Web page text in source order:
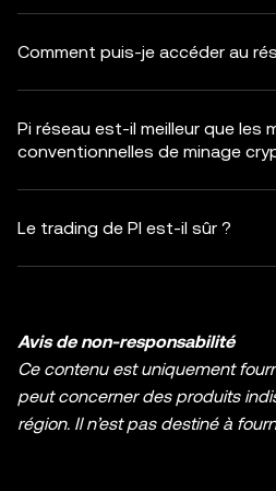
Comment puis-je accéder au
Pi réseau est-il meilleur que les
conventionnelles de minage
Le trading de PI est-il sûr ?
Avis de non-responsabilité
Ce contenu est uniquement
peut concerner des produits
région. Il n’est pas destiné à